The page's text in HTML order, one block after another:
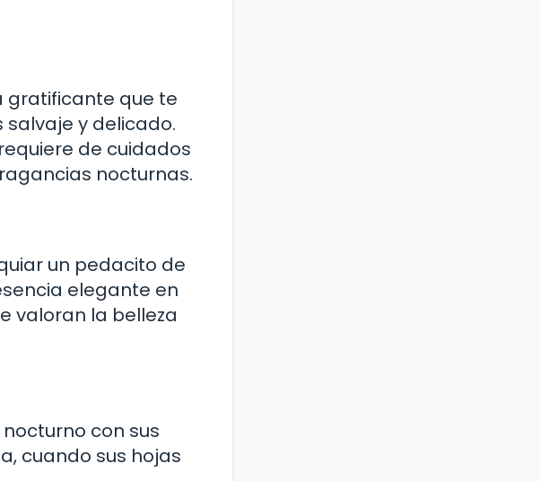
gratificante que te
y delicado.
de cuidados
nocturnas.
un pedacito de
elegante en
valoran la belleza
con sus
cuando sus hojas